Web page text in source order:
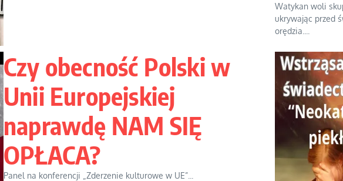
Czy obecność Polski w
Unii Europejskiej
naprawdę NAM SIĘ
OPŁACA?
Panel na konferencji „Zderzenie kulturowe w UE”...
Watykan woli
ukrywając przed
orędzia.